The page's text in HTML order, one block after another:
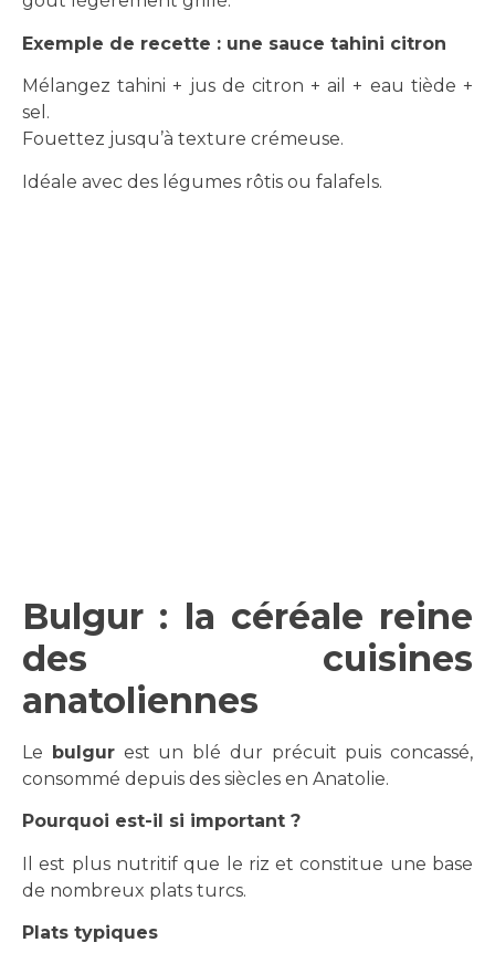
Exemple de recette : une sauce tahini citron
Mélangez tahini + jus de citron + ail + eau tiède +
sel.
Fouettez jusqu’à texture crémeuse.
Idéale avec des légumes rôtis ou falafels.
Bulgur : la céréale reine
des cuisines
anatoliennes
Le bulgurest un blé dur précuit puis concassé,
consommé depuis des siècles en Anatolie.
Pourquoi est-il si important ?
Il est plus nutritif que le riz et constitue une base
de nombreux plats turcs.
Plats typiques